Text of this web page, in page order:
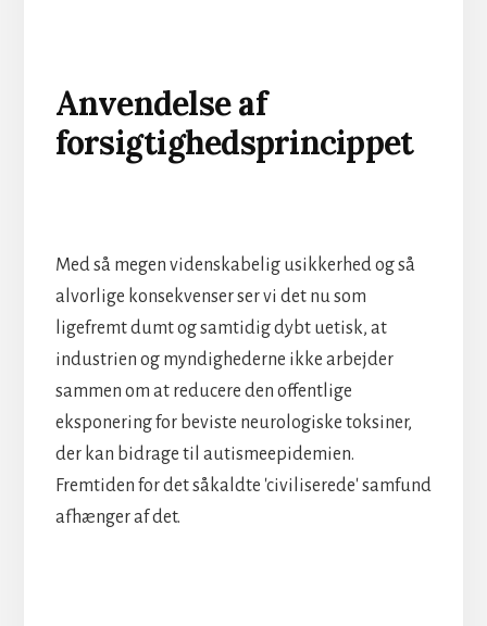
Anvendelse af
forsigtighedsprincippet
Med så megen videnskabelig usikkerhed og så
alvorlige konsekvenser ser vi det nu som
ligefremt dumt og samtidig dybt uetisk, at
industrien og myndighederne ikke arbejder
sammen om at reducere den offentlige
eksponering for beviste neurologiske toksiner,
der kan bidrage til autismeepidemien.
Fremtiden for det såkaldte 'civiliserede' samfund
afhænger af det.